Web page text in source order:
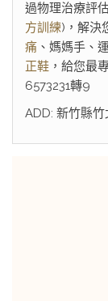
過物理治療評
方訓練)，解決
痛 、媽媽手、
正鞋 ，給您最
6573231轉9
ADD: 新竹縣